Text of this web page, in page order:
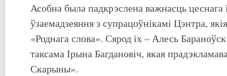
Асобна была падкрэслена важнасць цеснага
ўзаемадзеяння з супрацоўнікамі Цэнтра,
«Роднага слова». Сярод іх – Алесь
таксама Ірына Багдановіч, якая
Скарыны».